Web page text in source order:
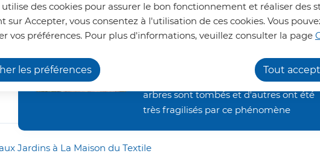
utilise des cookies pour assurer le bon fonctionnement et réaliser des
sur Accepter, vous consentez à l'utilisation de ces cookies. Vous
vos préférences. Pour plus d'informations, veuillez consulter la page
les préférences Tout
impraticables
Nous vous informons qu'en raison des
fin juin, nos chemins de randonnée
restent inaccessibles. De nombreux
arbres sont tombés et d'autres ont été
très fragilisés par ce phénomène
activités pédestre et VTT. Nous vous
Jardins à La Maison
Jardins à La Maison du Textile